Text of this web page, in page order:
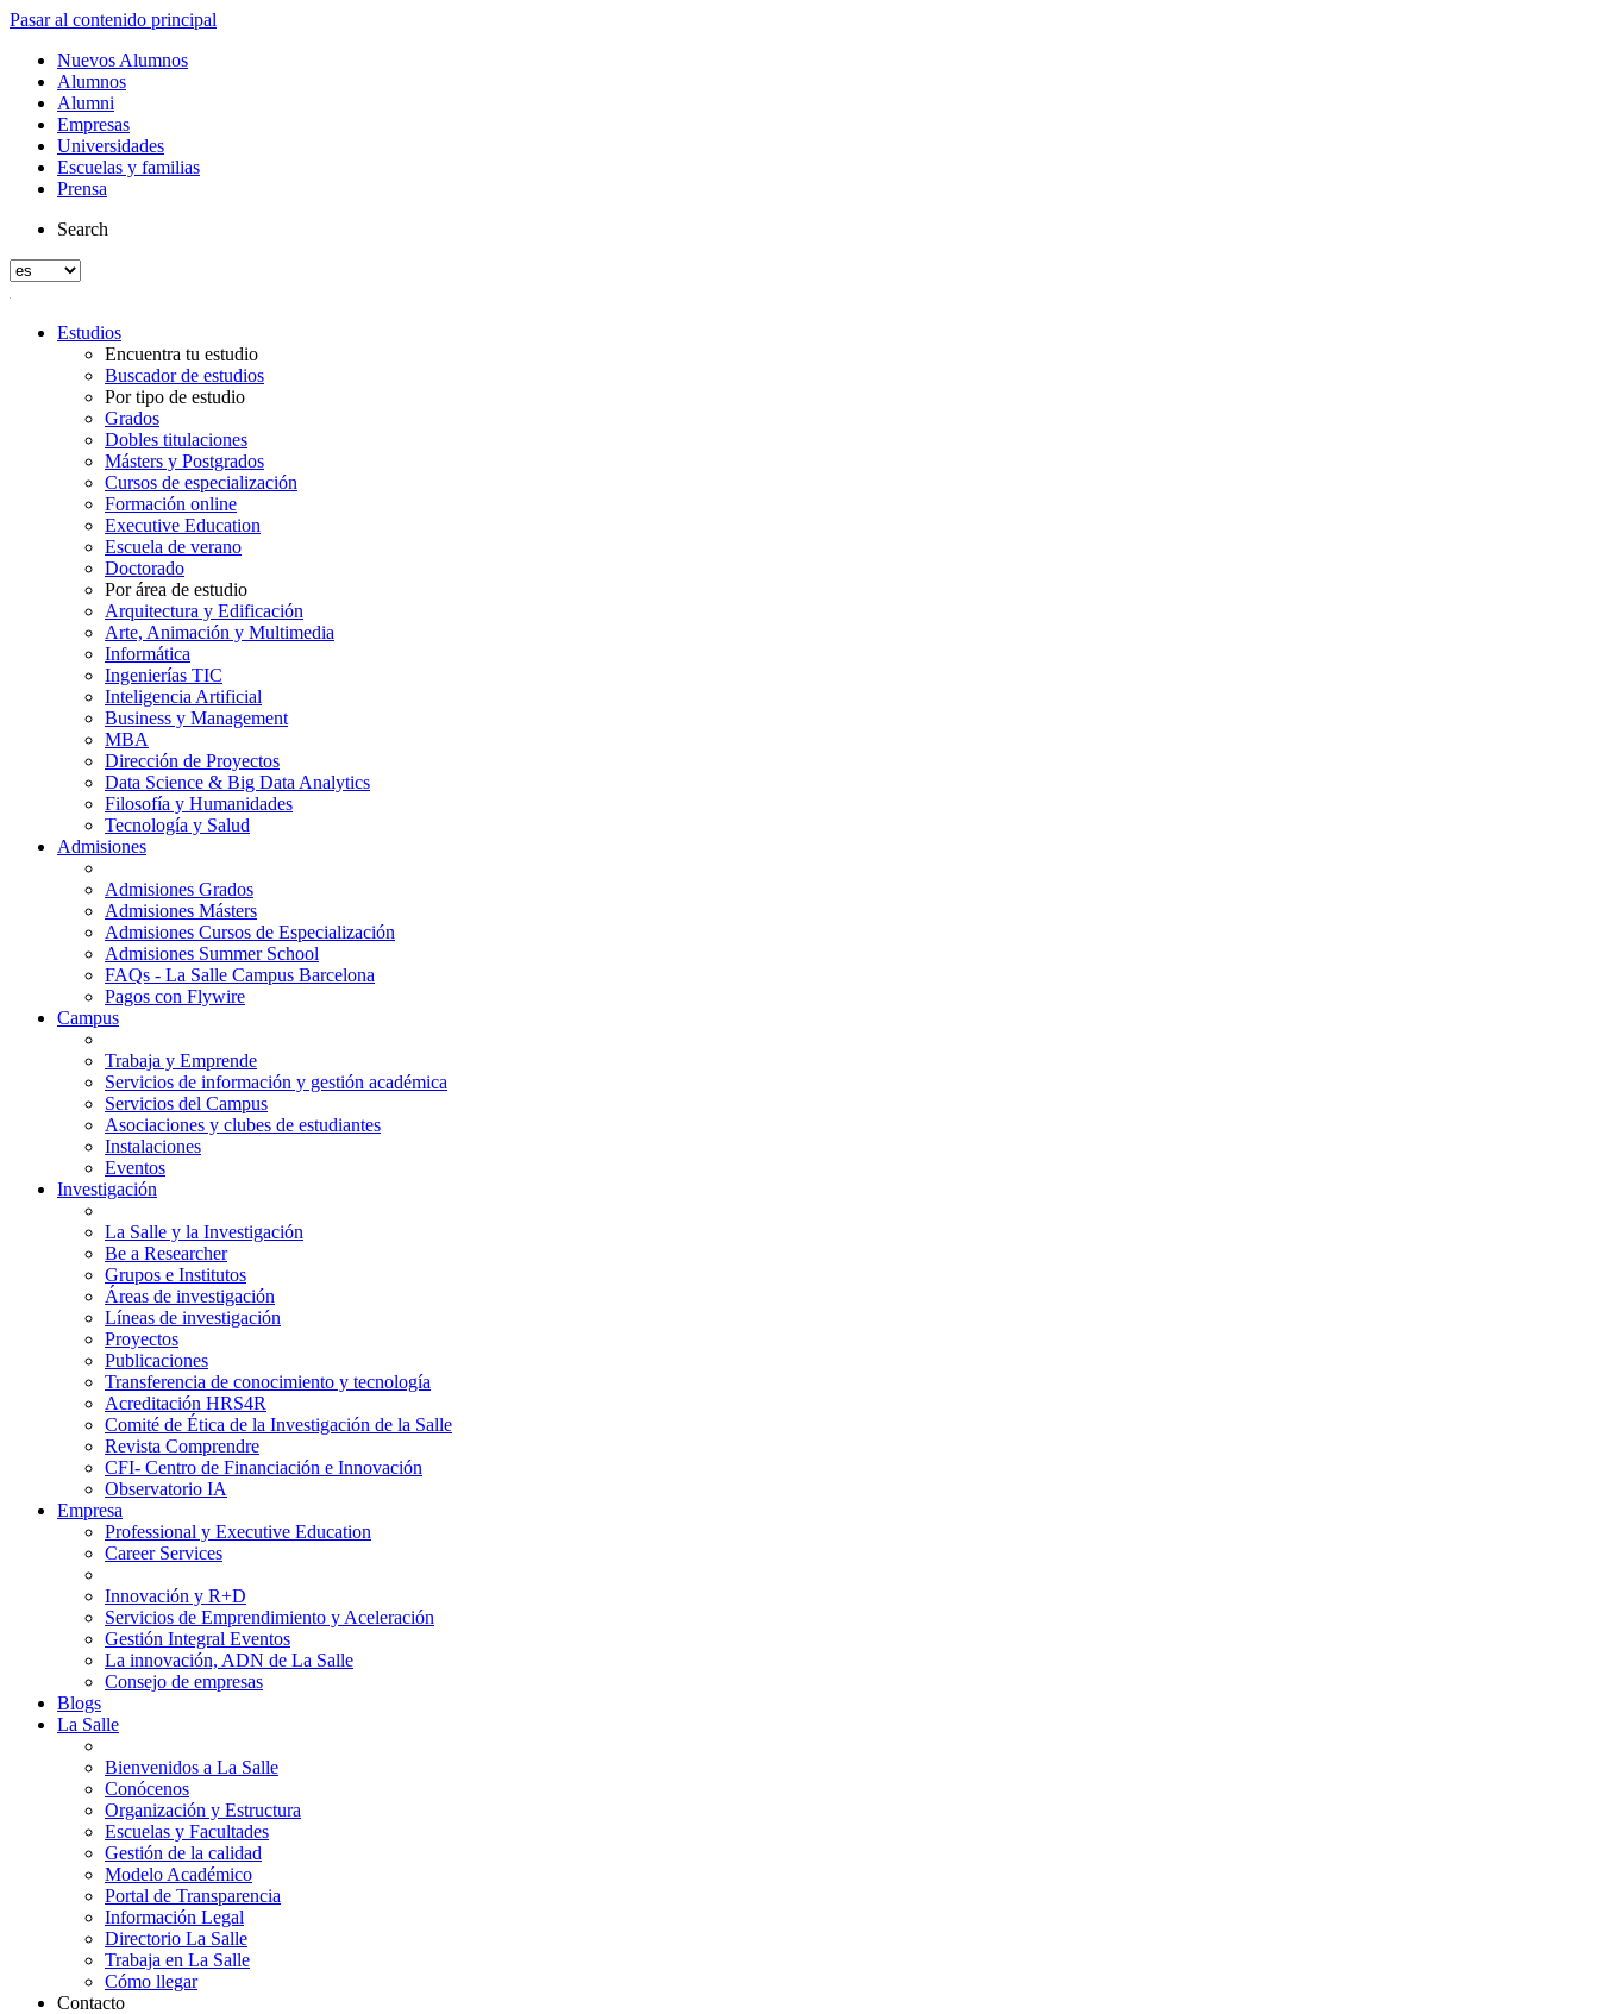
Pasar al contenido principal
Nuevos Alumnos
Alumnos
Alumni
Empresas
Universidades
Escuelas y familias
Prensa
Search
Estudios
Encuentra tu estudio
Buscador de estudios
Por tipo de estudio
Grados
Dobles titulaciones
Másters y Postgrados
Cursos de especialización
Formación online
Executive Education
Escuela de verano
Doctorado
Por área de estudio
Arquitectura y Edificación
Arte, Animación y Multimedia
Informática
Ingenierías TIC
Inteligencia Artificial
Business y Management
MBA
Dirección de Proyectos
Data Science & Big Data Analytics
Filosofía y Humanidades
Tecnología y Salud
Admisiones
Admisiones Grados
Admisiones Másters
Admisiones Cursos de Especialización
Admisiones Summer School
FAQs - La Salle Campus Barcelona
Pagos con Flywire
Campus
Trabaja y Emprende
Servicios de información y gestión académica
Servicios del Campus
Asociaciones y clubes de estudiantes
Instalaciones
Eventos
Investigación
La Salle y la Investigación
Be a Researcher
Grupos e Institutos
Áreas de investigación
Líneas de investigación
Proyectos
Publicaciones
Transferencia de conocimiento y tecnología
Acreditación HRS4R
Comité de Ética de la Investigación de la Salle
Revista Comprendre
CFI- Centro de Financiación e Innovación
Observatorio IA
Empresa
Professional y Executive Education
Career Services
Innovación y R+D
Servicios de Emprendimiento y Aceleración
Gestión Integral Eventos
La innovación, ADN de La Salle
Consejo de empresas
Blogs
La Salle
Bienvenidos a La Salle
Conócenos
Organización y Estructura
Escuelas y Facultades
Gestión de la calidad
Modelo Académico
Portal de Transparencia
Información Legal
Directorio La Salle
Trabaja en La Salle
Cómo llegar
Contacto